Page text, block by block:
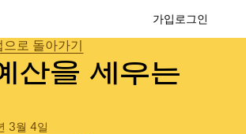
가입 로그인
로 돌아가기
산을 세우는
3월 4일